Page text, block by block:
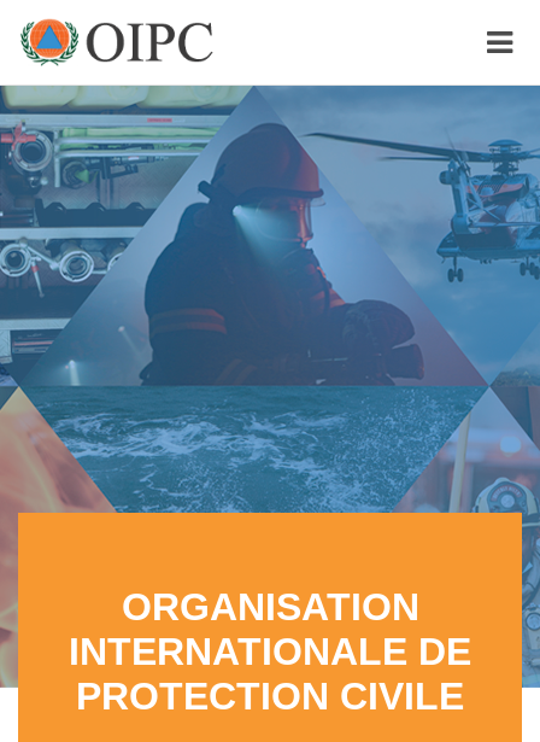
ORGANISATION
INTERNATIONALE DE
PROTECTION CIVILE